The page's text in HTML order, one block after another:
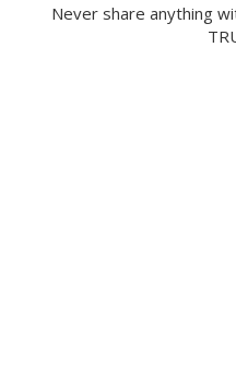
Never share anything